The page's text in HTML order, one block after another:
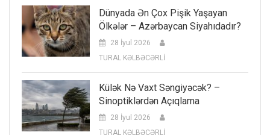
Dünyada Ən Çox Pişik Yaşayan
Ölkələr – Azərbaycan Siyahıdadır?
28 İyul 2026
TURAL KƏLBƏCƏRLİ
Külək Nə Vaxt Səngiyəcək? –
Sinoptiklərdən Açıqlama
28 İyul 2026
TURAL KƏLBƏCƏRLİ